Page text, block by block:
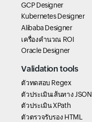
GCP Designer
Kubernetes Designer
Alibaba Designer
เครื่องคำนวณ ROI
Oracle Designer
Validation tools
ตัวทดสอบ Regex
ตัวประเมินเส้นทาง JSON
ตัวประเมิน XPath
ตัวตรวจรับรอง HTML